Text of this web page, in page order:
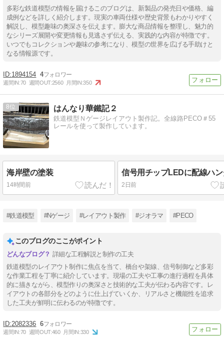
多彩な鉄道模型の情報を届けるこのブログは、新製品の発売日や価格、編
成例などを詳しく紹介します。現実の車両仕様や歴史背景もわかりやすく
解説し、模型趣味の奥深さを伝えます。膨大な商品情報を整理し、魅力的
なシリーズ展開や変更情報も見逃さず伝える、実践的な内容が特徴です。
いつでもコレクションや趣味の参考になり、模型の世界を広げる手助けと
なる情報源です。
1894154 4
週間IN:70 週間OUT:2560 月間IN:350
8 はんなり華鐵記２
鉄道模型Ｎゲージレイアウト製作記。全線路PECO＃55
レールを使って製作しています。
海岸壁の塗装
14時間前
信号用チップLEDに配線ハ
2日前
#鉄道模型 #Nゲージ #レイアウト製作 #ジオラマ #PECO
このブログのここがポイント
詳細な工程解説と制作の工夫
鉄道模型のレイアウト制作に焦点を当て、橋台や架線、信号制御など多彩
な作業工程を丁寧に紹介しています。現場の工夫や工事の進行過程を具体
的に描きながら、模型作りの奥深さと技術的な工夫が伝わる内容です。レ
イアウトの各部分をどのように仕上げていくか、リアルさと機能性を追求
した工夫が鮮明に伝わるのが特徴です。
2082336 6
週間IN:70 週間OUT:460 月間IN:330